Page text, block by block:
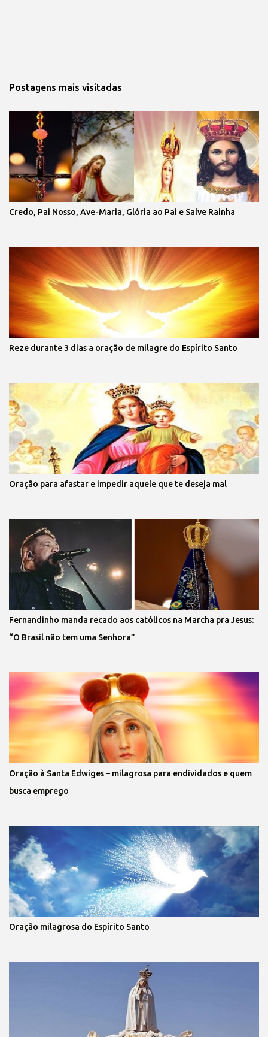
Postagens mais visitadas
Credo, Pai Nosso, Ave-Maria, Glória ao Pai e Salve Rainha
Reze durante 3 dias a oração de milagre do Espírito Santo
Oração para afastar e impedir aquele que te deseja mal
Fernandinho manda recado aos católicos na Marcha pra Jesus:
“O Brasil não tem uma Senhora”
Oração à Santa Edwiges – milagrosa para endividados e quem
busca emprego
Oração milagrosa do Espírito Santo